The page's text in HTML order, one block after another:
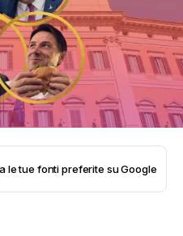
le tue fonti preferite su Google